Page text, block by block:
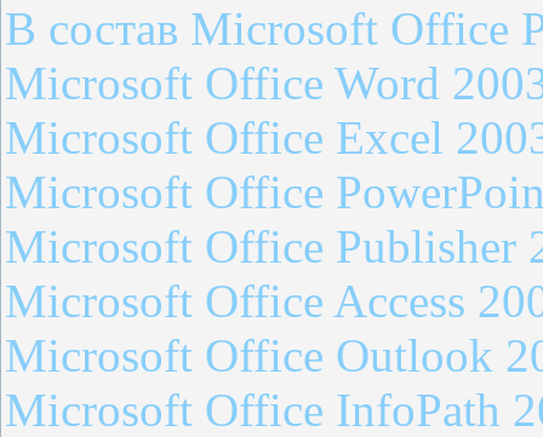
В состав Microsoft Office
Microsoft Office Word
Microsoft Office Excel
Microsoft Office
Microsoft Office Publisher
Microsoft Office Access
Microsoft Office Outlook
Microsoft Office InfoPath